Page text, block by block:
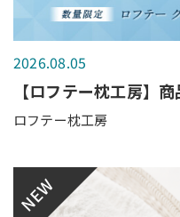
2026.08.05
【ロフテー枕工房】
ロフテー枕工房
NEW